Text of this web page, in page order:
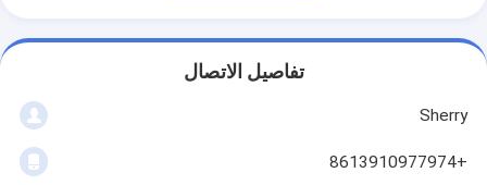
تفاصيل الاتصال
Sherry
+8613910977974